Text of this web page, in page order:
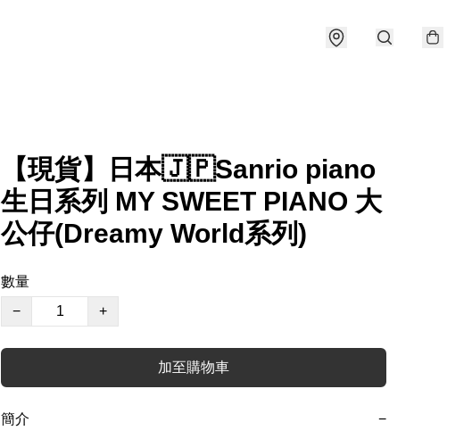
【現貨】日本🇯🇵Sanrio piano
生日系列 MY SWEET PIANO 大
公仔(Dreamy World系列)
數量
−
+
加至購物車
簡介 −